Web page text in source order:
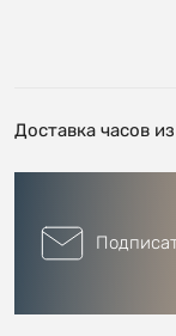
Доставка часов